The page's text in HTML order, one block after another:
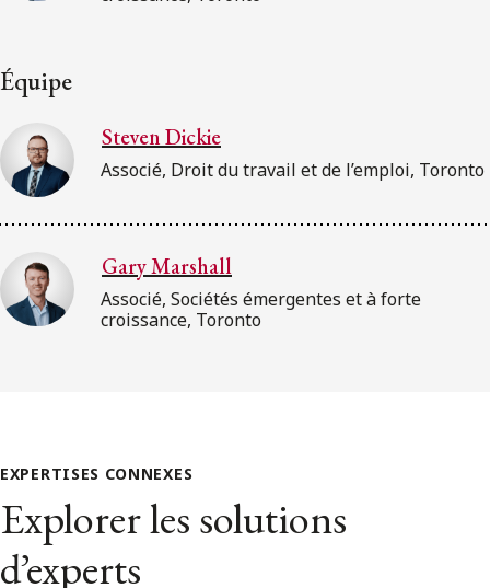
Équipe
Steven Dickie
Associé, Droit du travail et de l’emploi, Toronto
Gary Marshall
Associé, Sociétés émergentes et à forte
croissance, Toronto
EXPERTISES CONNEXES
Explorer les solutions
d’experts